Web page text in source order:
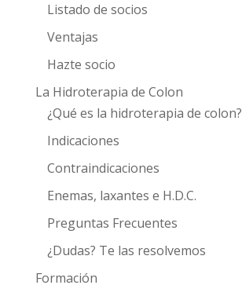
Listado de socios
Ventajas
Hazte socio
La Hidroterapia de Colon
¿Qué es la hidroterapia de colon?
Indicaciones
Contraindicaciones
Enemas, laxantes e H.D.C.
Preguntas Frecuentes
¿Dudas? Te las resolvemos
Formación